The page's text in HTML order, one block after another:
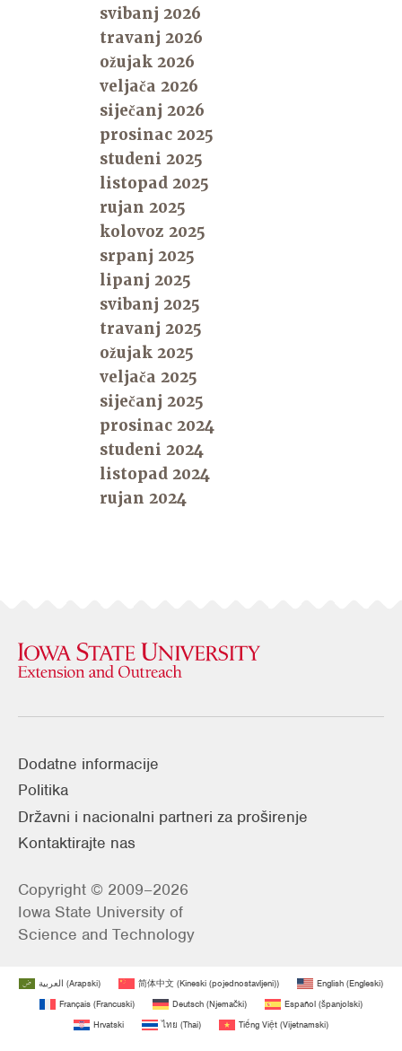
svibanj 2026
travanj 2026
ožujak 2026
veljača 2026
siječanj 2026
prosinac 2025
studeni 2025
listopad 2025
rujan 2025
kolovoz 2025
srpanj 2025
lipanj 2025
svibanj 2025
travanj 2025
ožujak 2025
veljača 2025
siječanj 2025
prosinac 2024
studeni 2024
listopad 2024
rujan 2024
Dodatne informacije
Politika
Državni i nacionalni partneri za proširenje
Kontaktirajte nas
Copyright © 2009–2026
Iowa State University of
Science and Technology
العربية (Arapski) 简体中文 (Kineski (pojednostavljeni)) English (Engleski)
Français (Francuski) Deutsch (Njemački) Español (španjolski)
Hrvatski
ไทย (Thai) Tiếng Việt (Vijetnamski)